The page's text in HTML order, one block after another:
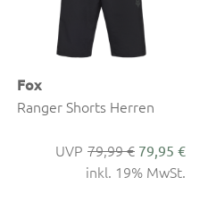
Fox
Ranger Shorts Herren
79,99 € 79,95 €
inkl. 19% MwSt.